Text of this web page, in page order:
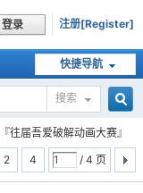
登录 注册[Register]
快捷导航
搜索
『往届吾爱破解动画大赛』
2 4 / 4 页